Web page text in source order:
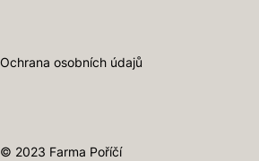
Ochrana osobních údajů
© 2023 Farma Poříčí